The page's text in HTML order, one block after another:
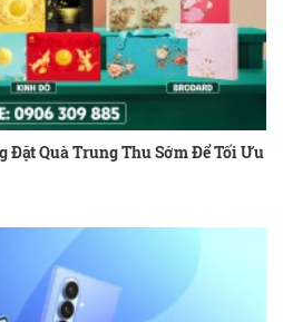
Đặt Quà Trung Thu Sớm Để Tối Ưu